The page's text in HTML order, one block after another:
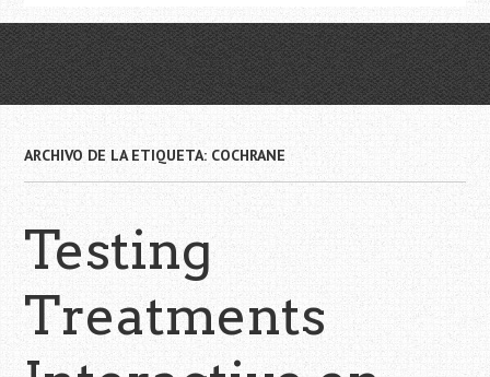
ARCHIVO DE LA ETIQUETA: COCHRANE
Testing
Treatments